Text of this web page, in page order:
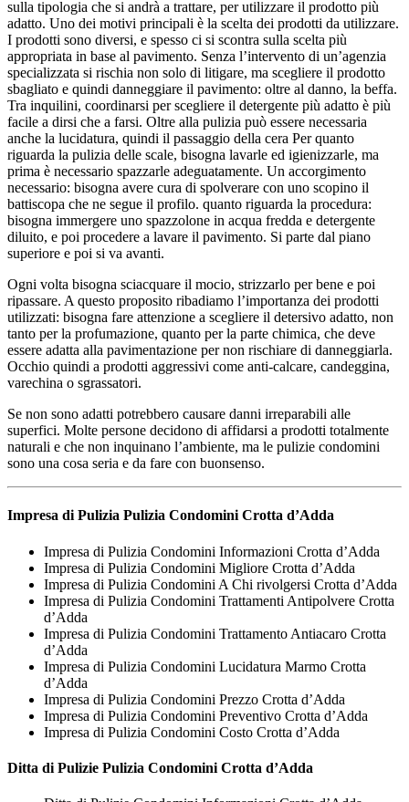
sulla tipologia che si andrà a trattare, per utilizzare il prodotto più
adatto. Uno dei motivi principali è la scelta dei prodotti da utilizzare.
I prodotti sono diversi, e spesso ci si scontra sulla scelta più
appropriata in base al pavimento. Senza l’intervento di un’agenzia
specializzata si rischia non solo di litigare, ma scegliere il prodotto
sbagliato e quindi danneggiare il pavimento: oltre al danno, la beffa.
Tra inquilini, coordinarsi per scegliere il detergente più adatto è più
facile a dirsi che a farsi. Oltre alla pulizia può essere necessaria
anche la lucidatura, quindi il passaggio della cera Per quanto
riguarda la pulizia delle scale, bisogna lavarle ed igienizzarle, ma
prima è necessario spazzarle adeguatamente. Un accorgimento
necessario: bisogna avere cura di spolverare con uno scopino il
battiscopa che ne segue il profilo. quanto riguarda la procedura:
bisogna immergere uno spazzolone in acqua fredda e detergente
diluito, e poi procedere a lavare il pavimento. Si parte dal piano
superiore e poi si va avanti.
Ogni volta bisogna sciacquare il mocio, strizzarlo per bene e poi
ripassare. A questo proposito ribadiamo l’importanza dei prodotti
utilizzati: bisogna fare attenzione a scegliere il detersivo adatto, non
tanto per la profumazione, quanto per la parte chimica, che deve
essere adatta alla pavimentazione per non rischiare di danneggiarla.
Occhio quindi a prodotti aggressivi come anti-calcare, candeggina,
varechina o sgrassatori.
Se non sono adatti potrebbero causare danni irreparabili alle
superfici. Molte persone decidono di affidarsi a prodotti totalmente
naturali e che non inquinano l’ambiente, ma le pulizie condomini
sono una cosa seria e da fare con buonsenso.
Impresa di Pulizia Pulizia Condomini Crotta d’Adda
Impresa di Pulizia Condomini Informazioni Crotta d’Adda
Impresa di Pulizia Condomini Migliore Crotta d’Adda
Impresa di Pulizia Condomini A Chi rivolgersi Crotta d’Adda
Impresa di Pulizia Condomini Trattamenti Antipolvere Crotta
d’Adda
Impresa di Pulizia Condomini Trattamento Antiacaro Crotta
d’Adda
Impresa di Pulizia Condomini Lucidatura Marmo Crotta
d’Adda
Impresa di Pulizia Condomini Prezzo Crotta d’Adda
Impresa di Pulizia Condomini Preventivo Crotta d’Adda
Impresa di Pulizia Condomini Costo Crotta d’Adda
Ditta di Pulizie Pulizia Condomini Crotta d’Adda